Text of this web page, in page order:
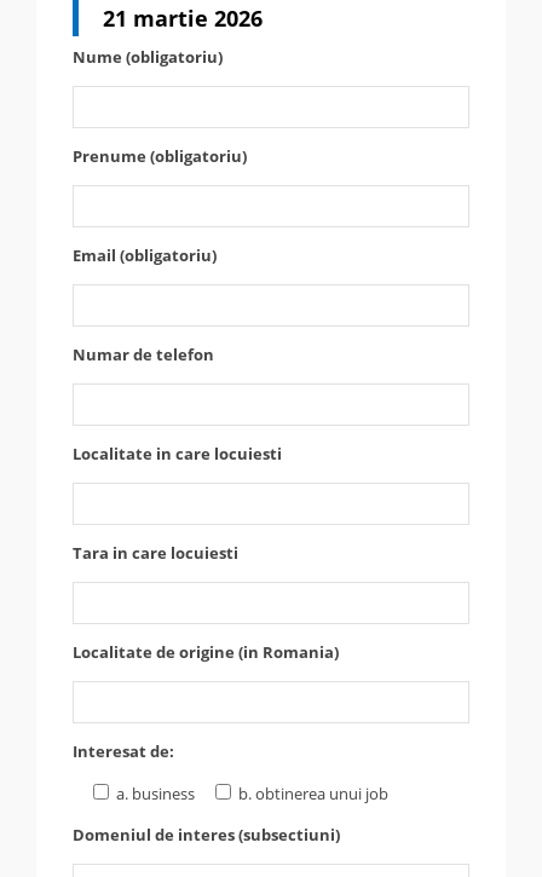
21 martie 2026
Nume (obligatoriu)
Prenume (obligatoriu)
Email (obligatoriu)
Numar de telefon
Localitate in care locuiesti
Tara in care locuiesti
Localitate de origine (in Romania)
Interesat de:
a. business
b. obtinerea unui job
Domeniul de interes (subsectiuni)